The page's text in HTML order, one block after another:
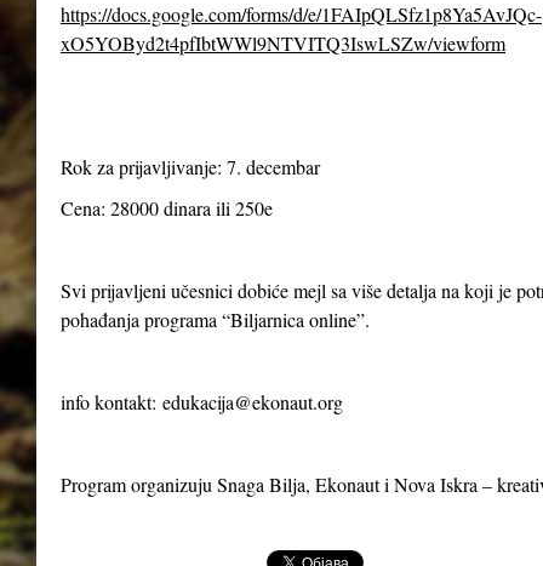
https://docs.google.com/forms/d/e/1FAIpQLSfz1p8Ya5AvJQc-
xO5YOByd2t4pfIbtWWl9NTVITQ3IswLSZw/viewform
Rok za prijavljivanje: 7. decembar
Cena: 28000 dinara ili 250e
Svi prijavljeni učesnici dobiće mejl sa više detalja na koji je
pohađanja programa “Biljarnica online”.
info kontakt: edukacija@ekonaut.org
Program organizuju Snaga Bilja, Ekonaut i Nova Iskra –